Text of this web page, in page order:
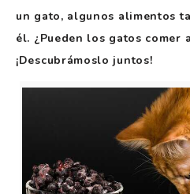
un gato, algunos alimentos
él. ¿Pueden los gatos comer
¡Descubrámoslo juntos!